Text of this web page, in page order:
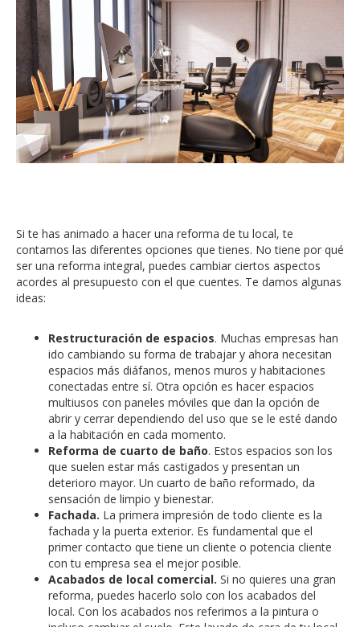
Si te has animado a hacer una reforma de tu local, te
contamos las diferentes opciones que tienes. No tiene por qué
ser una reforma integral, puedes cambiar ciertos aspectos
acordes al presupuesto con el que cuentes. Te damos algunas
ideas:
Restructuración de espacios. Muchas empresas han
ido cambiando su forma de trabajar y ahora necesitan
espacios más diáfanos, menos muros y habitaciones
conectadas entre sí. Otra opción es hacer espacios
multiusos con paneles móviles que dan la opción de
abrir y cerrar dependiendo del uso que se le esté dando
a la habitación en cada momento.
Reforma de cuarto de baño. Estos espacios son los
que suelen estar más castigados y presentan un
deterioro mayor. Un cuarto de baño reformado, da
sensación de limpio y bienestar.
Fachada. La primera impresión de todo cliente es la
fachada y la puerta exterior. Es fundamental que el
primer contacto que tiene un cliente o potencia cliente
con tu empresa sea el mejor posible.
Acabados de local comercial. Si no quieres una gran
reforma, puedes hacerlo solo con los acabados del
local. Con los acabados nos referimos a la pintura o